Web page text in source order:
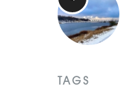
TAGS